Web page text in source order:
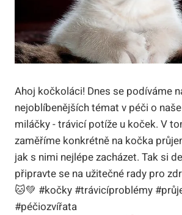
Ahoj kočkoláci! ‌Dnes se podíváme
nejoblíbenějších témat v péči o
miláčky -⁣ trávicí potíže u koček.⁣ V
zaměříme konkrétně na kočka
jak s ⁣nimi nejlépe⁣ zacházet. Tak si
připravte se na⁣ užitečné rady ‍pro
🐱💚 #kočky #trávicíproblémy‍
⁣#péčiozvířata